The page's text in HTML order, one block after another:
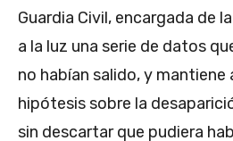
Guardia Civil, encargada de
a la luz una serie de datos
no habían salido, y
hipótesis sobre la
sin descartar que pudiera